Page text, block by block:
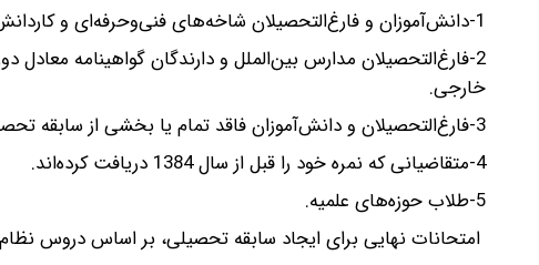
1-دانش‌آموزان و فارغ‌التحصیلان شاخه‌های فنی‌وحرفه‌ای و کاردانش.
2-فارغ‌التحصیلان مدارس بین‌الملل و دارندگان گواهینامه
خارجی.
3-فارغ‌التحصیلان و دانش‌آموزان فاقد تمام یا بخشی از سابقه تحصیلی.
4-متقاضیانی که نمره خود را قبل از سال 1384 دریافت کرده‌اند.
5-طلاب حوزه‌های علمیه.
امتحانات نهایی برای ایجاد سابقه تحصیلی، بر اساس دروس نظام آموزشی 6-3-3